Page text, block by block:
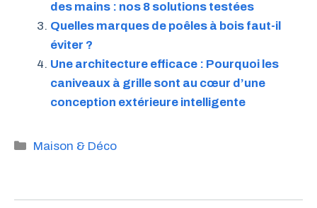
des mains : nos 8 solutions testées
Quelles marques de poêles à bois faut-il
éviter ?
Une architecture efficace : Pourquoi les
caniveaux à grille sont au cœur d’une
conception extérieure intelligente
Catégories
Maison & Déco